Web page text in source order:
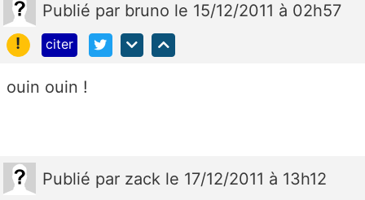
Publié par bruno le 15/12/2011 à 02h57
!
citer
ouin ouin !
Publié par zack le 17/12/2011 à 13h12